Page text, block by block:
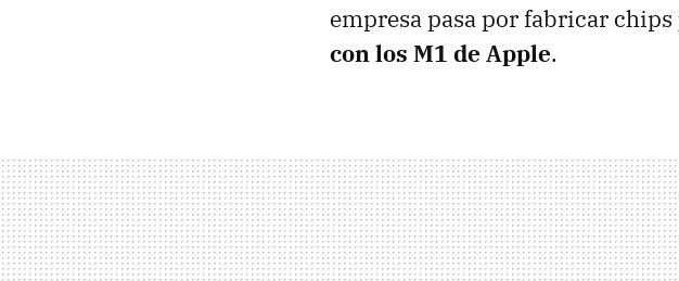
empresa pasa por fabricar
con los M1 de Apple.